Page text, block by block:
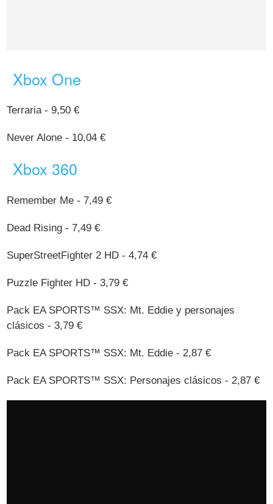
Xbox One
Terraria - 9,50 €
Never Alone - 10,04 €
Xbox 360
Remember Me - 7,49 €
Dead Rising - 7,49 €
SuperStreetFighter 2 HD - 4,74 €
Puzzle Fighter HD - 3,79 €
Pack EA SPORTS™ SSX: Mt. Eddie y personajes
clásicos - 3,79 €
Pack EA SPORTS™ SSX: Mt. Eddie - 2,87 €
Pack EA SPORTS™ SSX: Personajes clásicos - 2,87 €